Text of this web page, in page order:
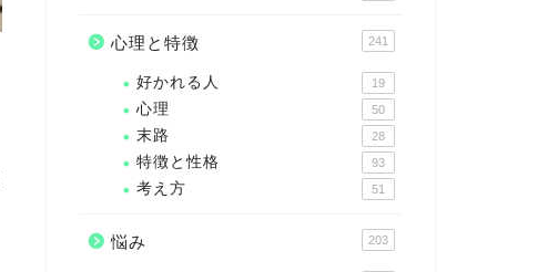
心理と特徴 241
好かれる人 19
心理 50
末路 28
特徴と性格 93
考え方 51
悩み 203